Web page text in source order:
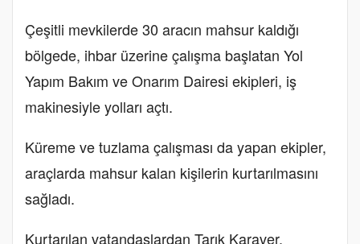
Çeşitli mevkilerde 30 aracın mahsur kaldığı
bölgede, ihbar üzerine çalışma başlatan Yol
Yapım Bakım ve Onarım Dairesi ekipleri, iş
makinesiyle yolları açtı.
Küreme ve tuzlama çalışması da yapan ekipler,
araçlarda mahsur kalan kişilerin kurtarılmasını
sağladı.
Kurtarılan vatandaşlardan Tarık Karaver,